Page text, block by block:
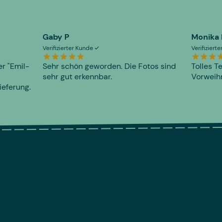
"Emil-
Gaby P
Verifizierter Kunde
Sehr schön geworden. Die Fotos sind
sehr gut erkennbar.
Monika
Tolles